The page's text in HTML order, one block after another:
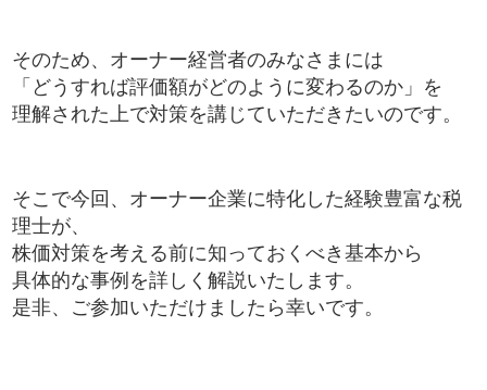
そのため、オーナー経営者のみなさまには
「どうすれば評価額がどのように変わるのか」を
理解された上で対策を講じていただきたいのです。
そこで今回、オーナー企業に特化した経験豊富な税
理士が、
株価対策を考える前に知っておくべき基本から
具体的な事例を詳しく解説いたします。
是非、ご参加いただけましたら幸いです。